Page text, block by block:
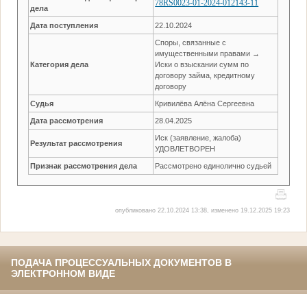
дела
78RS0023-01-2024-012143-11
Дата поступления 22.10.2024
Категория дела
Споры, связанные с
имущественными правами →
Иски о взыскании сумм по
договору займа, кредитному
договору
Судья Кривилёва Алёна Сергеевна
Дата рассмотрения 28.04.2025
Результат рассмотрения
Иск (заявление, жалоба)
УДОВЛЕТВОРЕН
Признак рассмотрения дела Рассмотрено единолично судьей
опубликовано 22.10.2024 13:38, изменено 19.12.2025 19:23
ПОДАЧА ПРОЦЕССУАЛЬНЫХ ДОКУМЕНТОВ В
ЭЛЕКТРОННОМ ВИДЕ